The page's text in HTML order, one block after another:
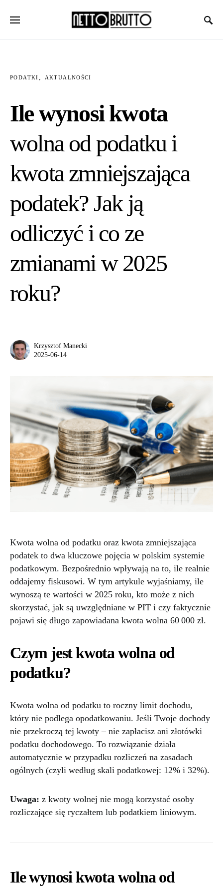
PODATKI AKTUALNOŚCI
Ile wynosi kwota
wolna od podatku i
kwota zmniejszająca
podatek? Jak ją
odliczyć i co ze
zmianami w 2025
roku?
Krzysztof Manecki
2025-06-14
Kwota wolna od podatku oraz kwota zmniejszająca
podatek to dwa kluczowe pojęcia w polskim systemie
podatkowym. Bezpośrednio wpływają na to, ile realnie
oddajemy fiskusowi. W tym artykule wyjaśniamy, ile
wynoszą te wartości w 2025 roku, kto może z nich
skorzystać, jak są uwzględniane w PIT i czy faktycznie
pojawi się długo zapowiadana kwota wolna 60 000 zł.
Czym jest kwota wolna od
podatku?
Kwota wolna od podatku to roczny limit dochodu,
który nie podlega opodatkowaniu. Jeśli Twoje dochody
nie przekroczą tej kwoty – nie zapłacisz ani złotówki
podatku dochodowego. To rozwiązanie działa
automatycznie w przypadku rozliczeń na zasadach
ogólnych (czyli według skali podatkowej: 12% i 32%).
Uwaga: z kwoty wolnej nie mogą korzystać osoby
rozliczające się ryczałtem lub podatkiem liniowym.
Ile wynosi kwota wolna od